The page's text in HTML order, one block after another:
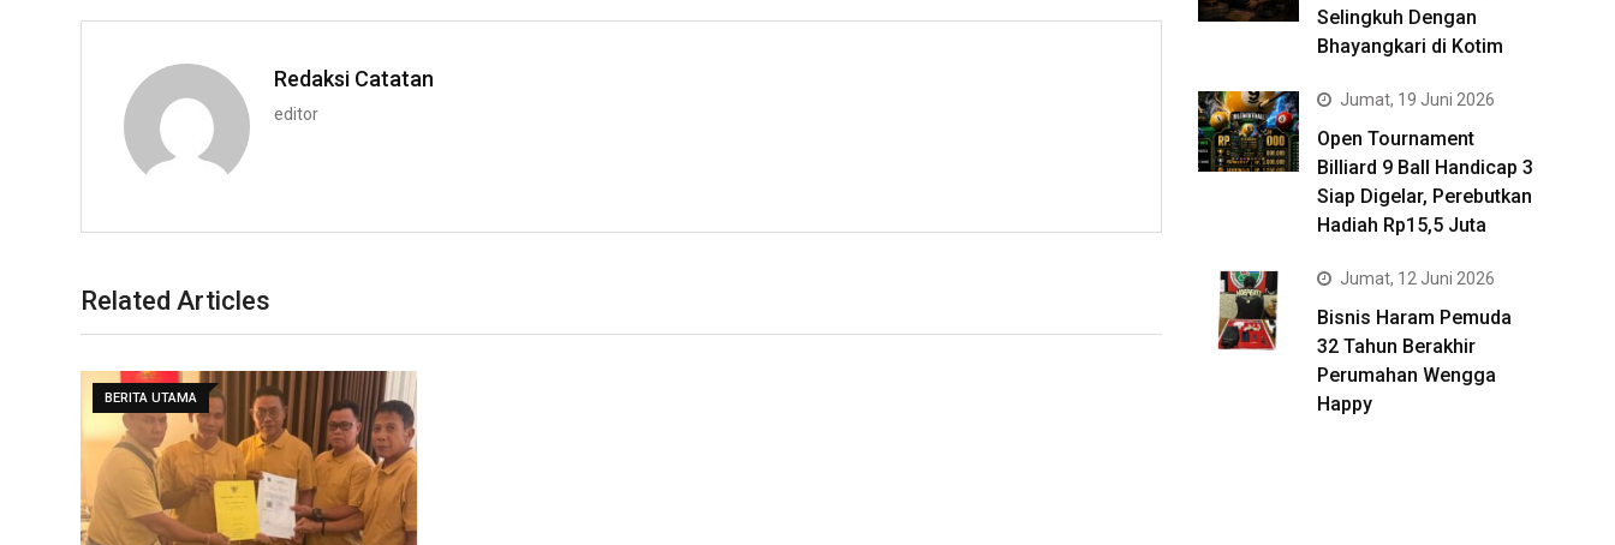
Redaksi Catatan
editor
Related Articles
BERITA UTAMA
Selingkuh Dengan
Bhayangkari di Kotim
Jumat, 19 Juni 2026
Open Tournament
Billiard 9 Ball Handicap 3
Siap Digelar, Perebutkan
Hadiah Rp15,5 Juta
Jumat, 12 Juni 2026
Bisnis Haram Pemuda
32 Tahun Berakhir
Perumahan Wengga
Happy